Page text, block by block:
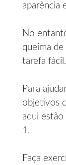
aparência
No
queima
tarefa fácil.
Para
objetivos
aqui estão
1.
Faça